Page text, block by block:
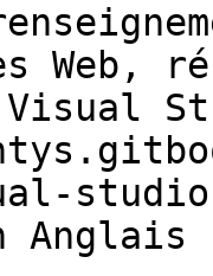
Web,
Visual
Anglais